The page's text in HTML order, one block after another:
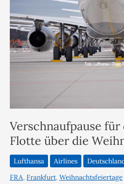
Verschnaufpause
Flotte über die
Lufthansa Airlines
FRA, Frankfurt, Weihnachtsfeiertage